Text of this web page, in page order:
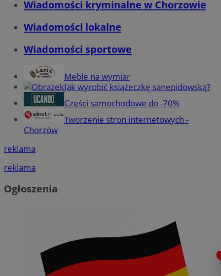
Wiadomości kryminalne w Chorzowie
Wiadomości lokalne
Wiadomości sportowe
Meble na wymiar
Jak wyrobić książeczkę sanepidowską?
Części samochodowe do -70%
Tworzenie stron internetowych -
Chorzów
reklama
reklama
Ogłoszenia